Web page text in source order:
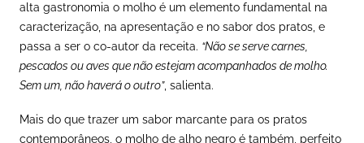
alta gastronomia o molho é um elemento fundamental na
caracterização, na apresentação e no sabor dos pratos, e
passa a ser o co-autor da receita. “Não se serve carnes,
pescados ou aves que não estejam acompanhados de molho.
Sem um, não haverá o outro”, salienta.
Mais do que trazer um sabor marcante para os pratos
contemporâneos, o molho de alho negro é também, perfeito